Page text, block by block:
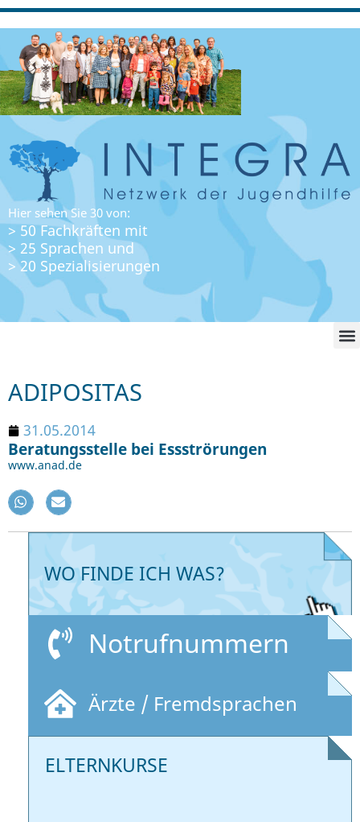
Hier sehen Sie 30 von:
> 50 Fachkräften mit
> 25 Sprachen und
> 20 Spezialisierungen
ADIPOSITAS
31.05.2014
Beratungsstelle bei Essströrungen
www.anad.de
WO FINDE ICH WAS?
Notrufnummern
Ärzte / Fremdsprachen
ELTERNKURSE